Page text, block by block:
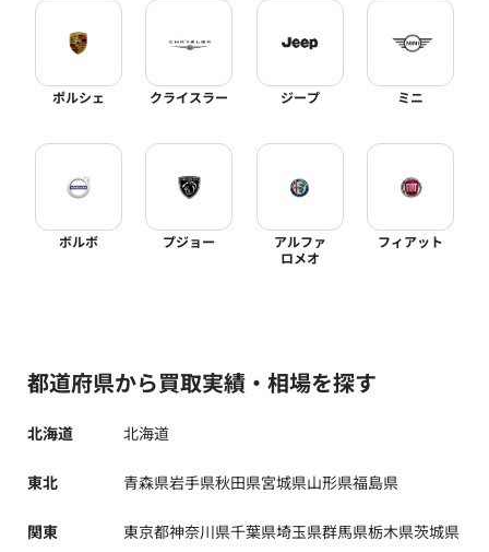
ポルシェ クライスラー ジープ ミニ
ボルボ プジョー
アルファ
ロメオ
フィアット
都道府県から買取実績・相場を探す
北海道 北海道
東北 青森県岩手県秋田県宮城県山形県福島県
関東 東京都神奈川県千葉県埼玉県群馬県栃木県茨城県